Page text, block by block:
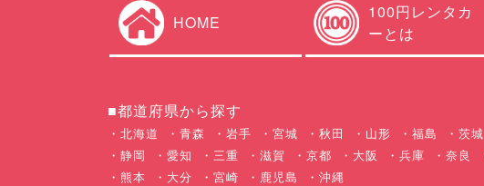
HOME
100円レンタカ
ーとは
■都道府県から探す
北海道 青森 岩手 宮城 秋田 山形 福島 茨城
静岡
愛知 三重 滋賀 京都 大阪 兵庫 奈良
熊本
大分 宮崎 鹿児島 沖縄